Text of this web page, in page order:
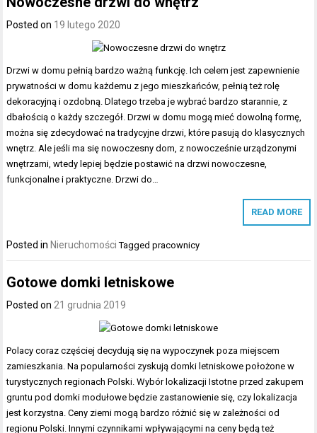
Posted on 19 lutego 2020
Drzwi w domu pełnią bardzo ważną funkcję. Ich celem jest zapewnienie
prywatności w domu każdemu z jego mieszkańców, pełnią też rolę
dekoracyjną i ozdobną. Dlatego trzeba je wybrać bardzo starannie, z
dbałością o każdy szczegół. Drzwi w domu mogą mieć dowolną formę,
można się zdecydować na tradycyjne drzwi, które pasują do klasycznych
wnętrz. Ale jeśli ma się nowoczesny dom, z nowocześnie urządzonymi
wnętrzami, wtedy lepiej będzie postawić na drzwi nowoczesne,
funkcjonalne i praktyczne. Drzwi do…
READ MORE
Posted in Nieruchomości Taggedpracownicy
Gotowe domki letniskowe
Posted on21 grudnia 2019
Polacy coraz częściej decydują się na wypoczynek poza miejscem
zamieszkania. Na popularności zyskują domki letniskowe położone w
turystycznych regionach Polski. Wybór lokalizacji Istotne przed zakupem
gruntu pod domki modułowe będzie zastanowienie się, czy lokalizacja
jest korzystna. Ceny ziemi mogą bardzo różnić się w zależności od
regionu Polski. Innymi czynnikami wpływającymi na ceny będą też